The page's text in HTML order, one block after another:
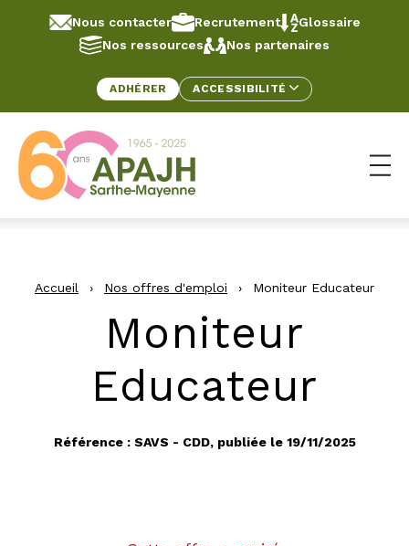
Aller au contenu
Nous contacter Recrutement
Glossaire
Nos ressources
Nos partenaires
ADHÉRER ACCESSIBILITÉ
Accueil › Nos offres d'emploi › Moniteur Educateur
Moniteur
Educateur
Référence : SAVS - CDD, publiée le 19/11/2025
Panneau de gestion des cookies